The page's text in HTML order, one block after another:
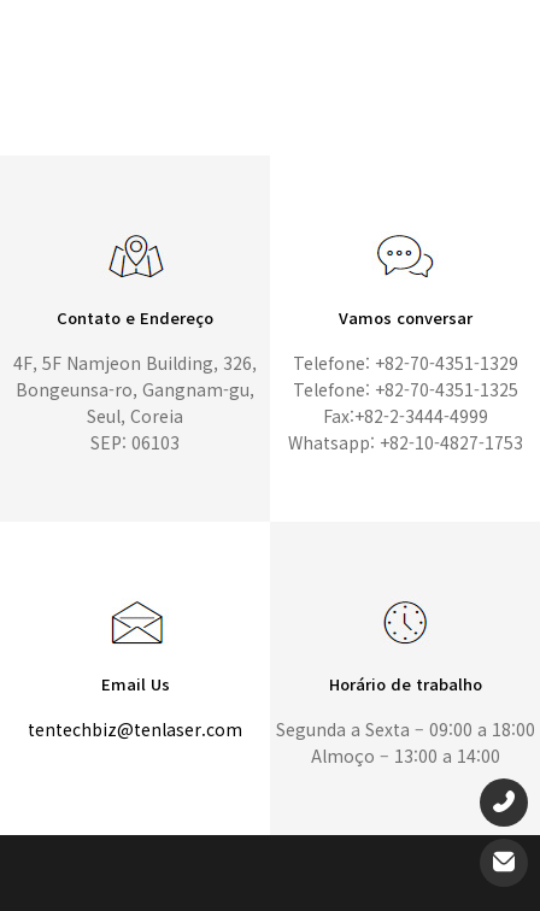
Contato e Endereço
4F, 5F Namjeon Building, 326,
Bongeunsa-ro, Gangnam-gu,
Seul, Coreia
SEP: 06103
Vamos conversar
Telefone: +82-70-4351-1329
Telefone: +82-70-4351-1325
Fax:+82-2-3444-4999
Whatsapp: +82-10-4827-1753
Email Us
tentechbiz@tenlaser.com
Horário de trabalho
Segunda a Sexta – 09:00 a 18:00
Almoço – 13:00 a 14:00